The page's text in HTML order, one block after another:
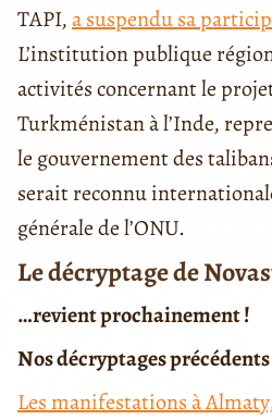
TAPI,a suspendu sa
L’institution publique
activités concernant le
Turkménistan à l’Inde,
le gouvernement des
serait reconnu
générale de l’ONU.
Le décryptage de
…revient prochainement !
Nos décryptages
Les manifestations à